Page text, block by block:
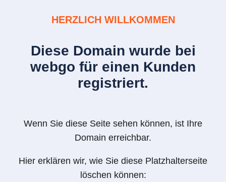
HERZLICH WILLKOMMEN
Diese Domain wurde bei
webgo für einen Kunden
registriert.
Wenn Sie diese Seite sehen können, ist Ihre
Domain erreichbar.
Hier erklären wir, wie Sie diese Platzhalterseite
löschen können: